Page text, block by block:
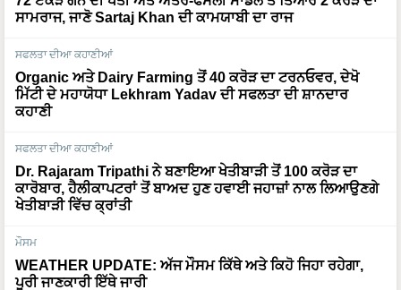
ਸਫਲਤਾ ਦੀਆ ਕਹਾਣੀਆਂ
Organic ਅਤੇ Dairy Farming ਤੋਂ 40 ਕਰੋੜ ਦਾ ਟਰਨਓਵਰ, ਦੇਖੋ
ਮਿੱਟੀ ਦੇ ਮਹਾਯੋਧਾ Lekhram Yadav ਦੀ ਸਫਲਤਾ ਦੀ ਸ਼ਾਨਦਾਰ
ਕਹਾਣੀ
Dr. Rajaram Tripathi ਨੇ ਬਣਾਇਆ ਖੇਤੀਬਾੜੀ ਤੋਂ 100 ਕਰੋੜ ਦਾ
ਕਾਰੋਬਾਰ, ਹੈਲੀਕਾਪਟਰਾਂ ਤੋਂ ਬਾਅਦ ਹੁਣ ਹਵਾਈ ਜਹਾਜ਼ਾਂ ਨਾਲ ਲਿਆਉਣਗੇ
ਖੇਤੀਬਾੜੀ ਵਿੱਚ ਕ੍ਰਾਂਤੀ
WEATHER UPDATE: ਅੱਜ ਮੌਸਮ ਕਿੱਥੇ ਅਤੇ ਕਿਹੋ ਜਿਹਾ ਰਹੇਗਾ,